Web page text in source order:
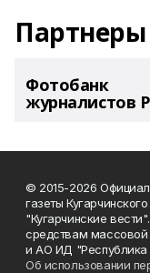
Партнеры
Фотобанк
журналистов
© 2015-2026
газеты
"Кугарчинские
средствам массовой
и АО ИД "Республика
Об использовании